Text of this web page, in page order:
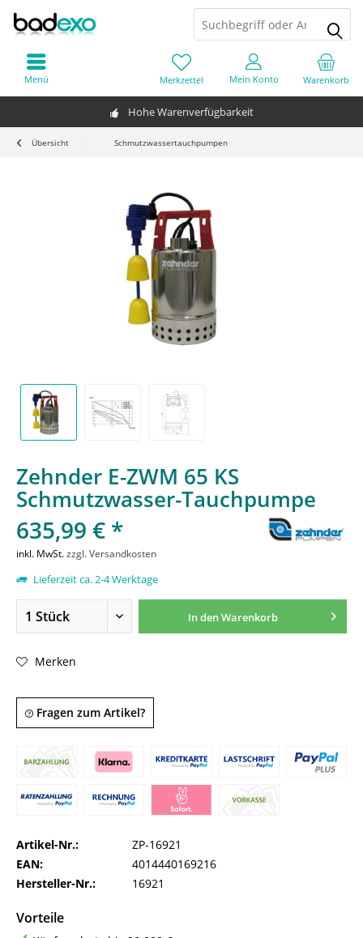
Hohe Warenverfügbarkeit
Warenkorb
Merkzettel Mein Konto
Menü
Übersicht Schmutzwassertauchpumpen
Zehnder E-ZWM 65 KS
Schmutzwasser-Tauchpumpe
635,99 € *
inkl. MwSt.zzgl. Versandkosten
Lieferzeit ca. 2-4 Werktage
In denWarenkorb
Merken
Fragen zum Artikel?
Artikel-Nr.:
ZP-16921
EAN:
4014440169216
Hersteller-Nr.:
16921
Vorteile